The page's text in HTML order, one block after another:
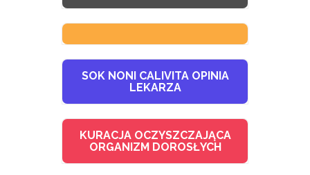
SOK NONI CALIVITA OPINIA
LEKARZA
KURACJA OCZYSZCZAJĄCA
ORGANIZM DOROSŁYCH